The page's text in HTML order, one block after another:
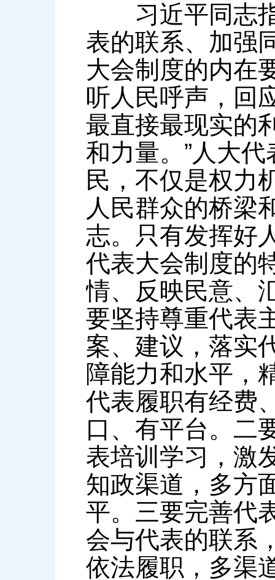
习近平同志指
表的联系、加强
大会制度的内在
听人民呼声，回
最直接最现实的
和力量。”人大
民，不仅是权力
人民群众的桥梁
志。只有发挥好
代表大会制度的
情、反映民意、
要坚持尊重代表
案、建议，落实
障能力和水平，
代表履职有经费
口、有平台。二
表培训学习，激
知政渠道，多方
平。三要完善代
会与代表的联系
依法履职，多渠